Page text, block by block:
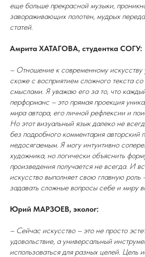
еще больше прекрасной музыки,
завораживающих полотен, мудрых
статей.
Амрита ХАТАГОВА, студентка СОГУ:
– Отношение к современному искусству
схоже с восприятием сложного текста
смыслами. Я уважаю его за то, что
перформанс – это прямая проекция
мира автора, его личной рефлексии и
Но этот визуальный язык далеко не
без подробного комментария авторский
недосягаемым. Я могу интуитивно
художника, но логически объяснить
произведения получается не всегда. И
искусство выполняет свою главную роль
задавать сложные вопросы себе и миру
Юрий МАРЗОЕВ, эколог:
– Сейчас искусство – это не просто
удовольствие, а универсальный
использоваться для разных целей. Цель